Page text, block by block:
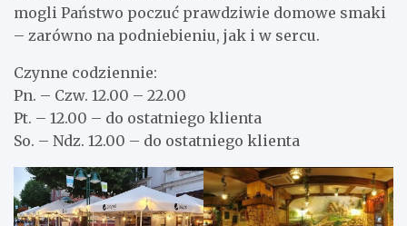
mogli Państwo poczuć prawdziwie domowe smaki
– zarówno na podniebieniu, jak i w sercu.
Czynne codziennie:
Pn. – Czw. 12.00 – 22.00
Pt. – 12.00 – do ostatniego klienta
So. – Ndz. 12.00 – do ostatniego klienta